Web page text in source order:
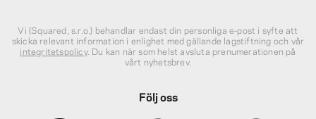
Vi (Squared, s.r.o.) behandlar endast din personliga e‑post i syfte att
skicka relevant information i enlighet med gällande lagstiftning och vår
integritetspolicy. Du kan när som helst avsluta prenumerationen på
vårt nyhetsbrev.
Följ oss